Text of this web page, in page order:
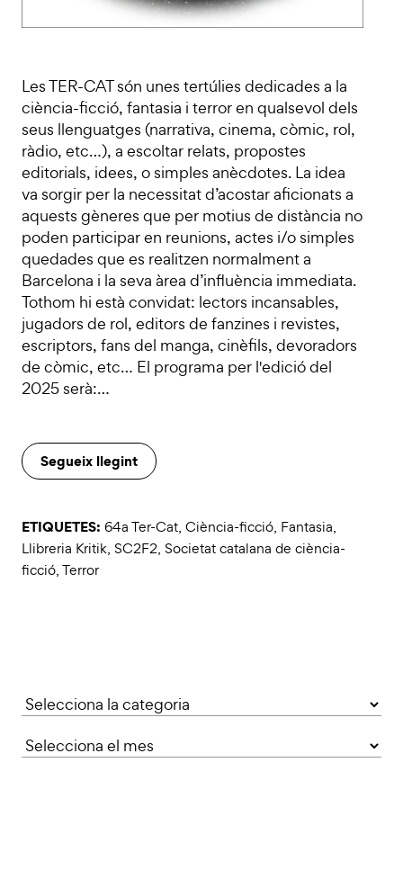
Les TER-CAT són unes tertúlies dedicades a la
ciència-ficció, fantasia i terror en qualsevol dels
seus llenguatges (narrativa, cinema, còmic, rol,
ràdio, etc…), a escoltar relats, propostes
editorials, idees, o simples anècdotes. La idea
va sorgir per la necessitat d’acostar aficionats a
aquests gèneres que per motius de distància no
poden participar en reunions, actes i/o simples
quedades que es realitzen normalment a
Barcelona i la seva àrea d’influència immediata.
Tothom hi està convidat: lectors incansables,
jugadors de rol, editors de fanzines i revistes,
escriptors, fans del manga, cinèfils, devoradors
de còmic, etc… El programa per l'edició del
2025 serà:…
Segueix llegint
ETIQUETES: 64a Ter-Cat, Ciència-ficció, Fantasia,
Llibreria Kritik, SC2F2, Societat catalana de ciència-
ficció,Terror
Categories